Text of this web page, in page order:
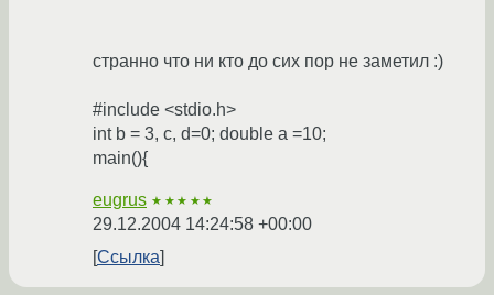
странно что ни кто до сих пор не заметил :)
#include <stdio.h>
int b = 3, c, d=0; double a =10;
main(){
eugrus ★★★★★
29.12.2004 14:24:58 +00:00
Ссылка